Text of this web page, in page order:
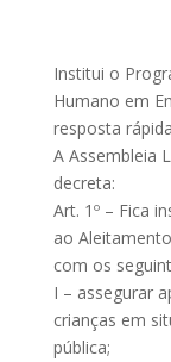
Institui o
Humano em
resposta
A Assembleia
decreta:
Art. 1º – Fica
ao
com os
I – assegurar
crianças em
pública;